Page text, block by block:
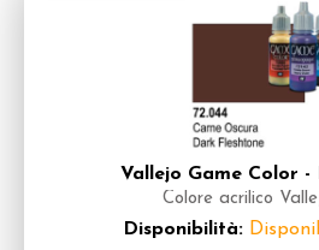
Vallejo Game Color -
Colore acrilico
Disponibilità: